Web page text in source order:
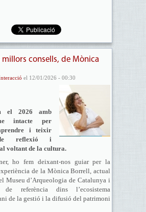
millors consells, de Mònica
el 12/01/2026 - 00:30
el 2026 amb
intacte per
i teixir
reflexió i
voltant de la cultura.
ho fem deixant-nos guiar per la
de la Mònica Borrell, actual
Museu d’Arqueologia de Catalunya i
referència dins l’ecosistema
de la gestió i la difusió del patrimoni